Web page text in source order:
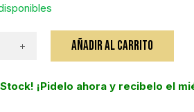
Programador
de
AÑADIR AL CARRITO
Stock! ¡Pidelo ahora y recibelo el